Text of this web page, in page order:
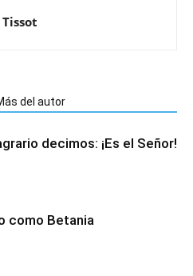
Tissot
del autor
decimos: ¡Es el Señor!
como Betania